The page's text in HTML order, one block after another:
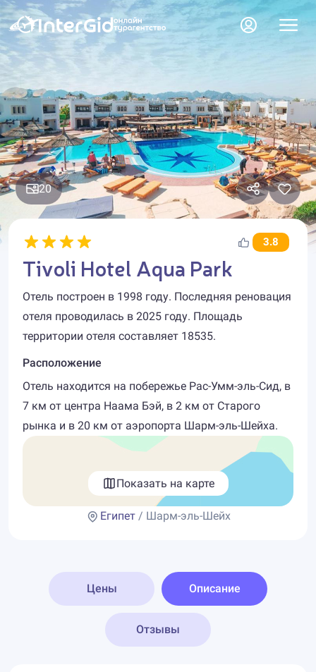
20
3.8
Tivoli Hotel Aqua Park
Отель построен в 1998 году. Последняя реновация
отеля проводилась в 2025 году. Площадь
территории отеля составляет 18535.
Расположение
Отель находится на побережье Рас-Умм-эль-Сид, в
7 км от центра Наама Бэй, в 2 км от Старого
рынка и в 20 км от аэропорта Шарм-эль-Шейха.
Показать на карте
Египет / Шарм-эль-Шейх
Цены Описание
Отзывы